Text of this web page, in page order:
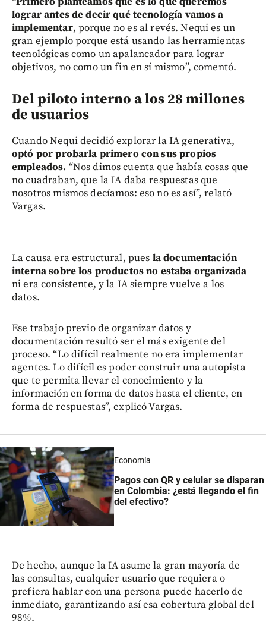
lograr antes de decir qué tecnología vamos a
implementar, porque no es al revés. Nequi es un
gran ejemplo porque está usando las herramientas
tecnológicas como un apalancador para lograr
objetivos, no como un fin en sí mismo”, comentó.
Del piloto interno a los 28 millones
de usuarios
Cuando Nequi decidió explorar la IA generativa,
optó por probarla primero con sus propios
empleados. “Nos dimos cuenta que había cosas que
no cuadraban, que la IA daba respuestas que
nosotros mismos decíamos: eso no es así”, relató
Vargas.
La causa era estructural, pues la documentación
interna sobre los productos no estaba organizada
ni era consistente, y la IA siempre vuelve a los
datos.
Ese trabajo previo de organizar datos y
documentación resultó ser el más exigente del
proceso. “Lo difícil realmente no era implementar
agentes. Lo difícil es poder construir una autopista
que te permita llevar el conocimiento y la
información en forma de datos hasta el cliente, en
forma de respuestas”, explicó Vargas.
Economía
Pagos con QR y celular se disparan
en Colombia: ¿está llegando el fin
del efectivo?
De hecho, aunque la IA asume la gran mayoría de
las consultas, cualquier usuario que requiera o
prefiera hablar con una persona puede hacerlo de
inmediato, garantizando así esa cobertura global del
98%.